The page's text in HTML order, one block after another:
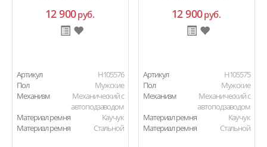
12 900руб.
Артикул
H105576
Пол
Мужские
Механизм
Механический с
автоподзаводом
Материал ремня
Каучук
Материал ремня
Стальной
12 900руб.
Артикул
H105575
Пол
Мужские
Механизм
Механический с
автоподзаводом
Материал ремня
Каучук
Материал ремня
Стальной